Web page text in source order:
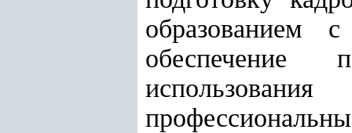
образованием
обеспечение